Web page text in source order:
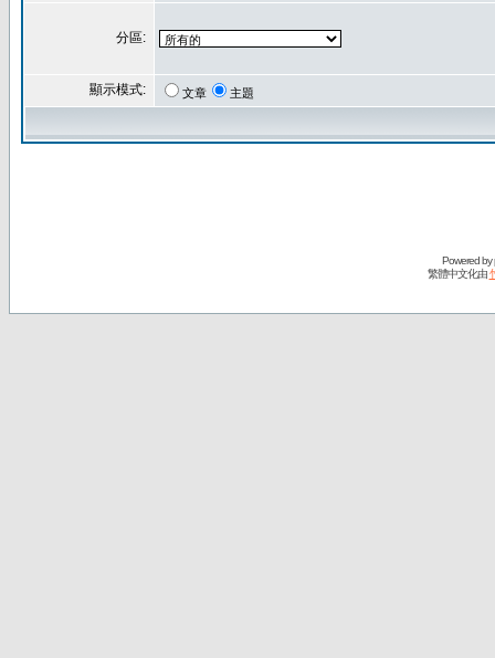
分區:
顯示模式: 文章 主題
Powered by
繁體中文化由